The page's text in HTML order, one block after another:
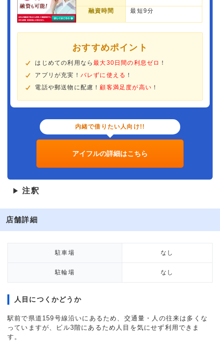
融資時間 最短9分
おすすめポイント
はじめての利用なら最大30日間の利息ゼロ ！
アプリが充実！ バレずに使える ！
電話や郵送物に配慮！顧客満足度が高い ！
内緒で借りたい人向け!!
アイフルの詳細はこちら
▶ 注釈
店舗詳細
駐車場 なし
駐輪場 なし
人目につくかどうか
駅前で県道159号線沿いにあるため、交通量・人の往来は多くな
っていますが、ビル3階にあるため人目を気にせず利用できま
す。